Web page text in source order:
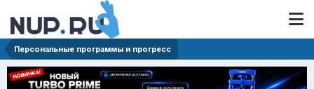
Персональные программы и прогресс